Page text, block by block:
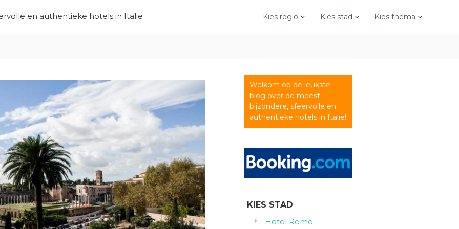
en authentieke hotels in Italie Kies regio Kies stad Kies thema
Welkom op de leukste
blog over de meest
bijzondere, sfeervolle en
authentieke hotels in Italie!
KIES STAD
Hotel Rome